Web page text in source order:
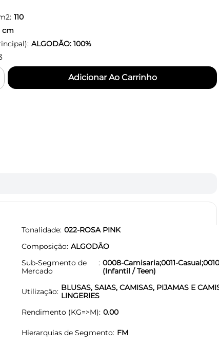
110
cm
ALGODÃO: 100%
Tonalidade 022-ROSA PINK
Composição ALGODÃO
Sub-Segmento de
Mercado
0008-Camisaria;0011-
(Infantil / Teen)
Utilização BLUSAS, SAIAS, CAMISAS, PIJAMAS E
LINGERIES
Rendimento (KG=>M) 0.00
Hierarquias de Segmento FM